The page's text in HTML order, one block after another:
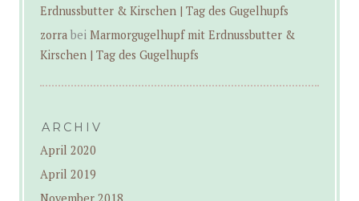
Erdnussbutter & Kirschen | Tag des Gugelhupfs
zorra bei Marmorgugelhupf mit Erdnussbutter &
Kirschen | Tag des Gugelhupfs
ARCHIV
April 2020
April 2019
November 2018